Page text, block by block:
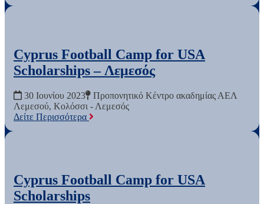
Cyprus Football Camp for USA
Scholarships – Λεμεσός
Date:
30 Ιουνίου 2023 Location:
Προπονητικό Κέντρο ακαδημίας ΑΕΛ
Λεμεσού, Κολόσσι - Λεμεσός
Δείτε Περισσότερα
Cyprus Football Camp for USA
Scholarships